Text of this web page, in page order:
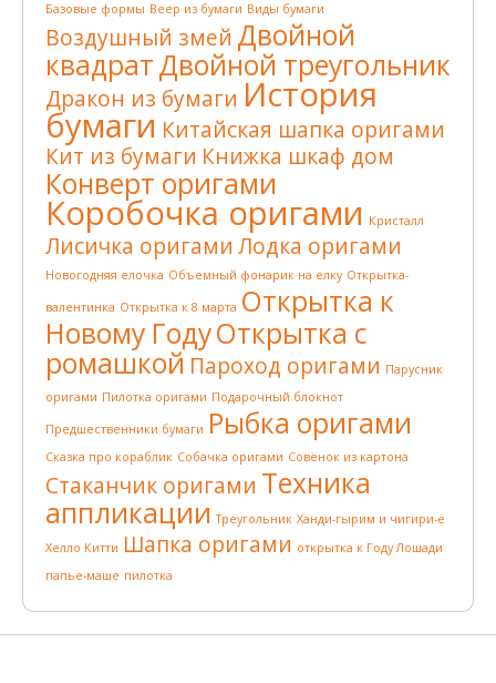
Базовые формы Веер из бумаги Виды бумаги
Воздушный змей Двойной
квадратДвойной треугольник
Дракон из бумаги История
бумаги Китайская шапка оригами
Кит из бумаги Книжка шкаф дом
Конверт оригами
Коробочка оригами Кристалл
Лисичка оригами Лодка оригами
Новогодняя елочка Объемный фонарик на елку Открытка-
валентинка Открытка к 8 марта Открытка к
Новому ГодуОткрытка с
ромашкой Пароход оригами Парусник
оригами Пилотка оригами Подарочный блокнот
Предшественники бумаги Рыбка оригами
Сказка про кораблик Собачка оригами Совёнок из картона
Стаканчик оригами Техника
аппликации Треугольник Ханди-гырим и чигири-е
Хелло Китти Шапка оригами открытка к Году Лошади
папье-маше пилотка